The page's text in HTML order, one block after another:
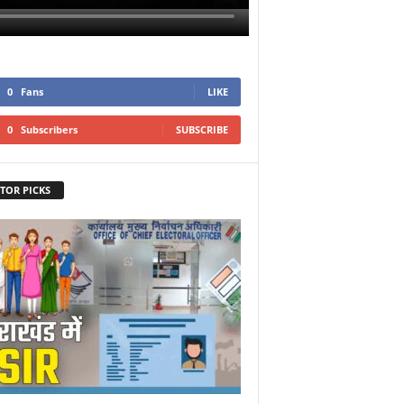
0 Fans LIKE
0 Subscribers SUBSCRIBE
PICKS